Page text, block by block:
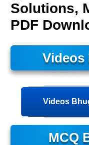
Solutions,
PDF
Videos
Videos
MCQ